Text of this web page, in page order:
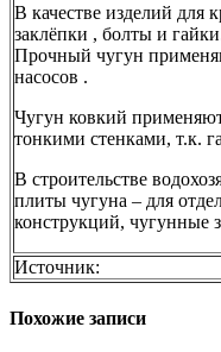
В качестве изделий для
заклёпки , болты и
Прочный чугун
насосов .
Чугун ковкий
тонкими стенками, т.к.
В строительстве
плиты чугуна – для
конструкций, чугунные
Источник:
Похожие записи